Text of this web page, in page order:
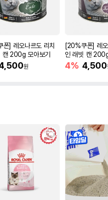
폰] 레오나르도 리치
캔 200g 모아보기
원
[20%쿠폰] 레
인 래빗 캔
4% 4,500